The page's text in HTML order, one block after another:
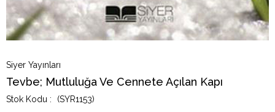
Siyer Yayınları
Tevbe; Mutluluğa Ve Cennete Açılan Kapı
(SYR1153)